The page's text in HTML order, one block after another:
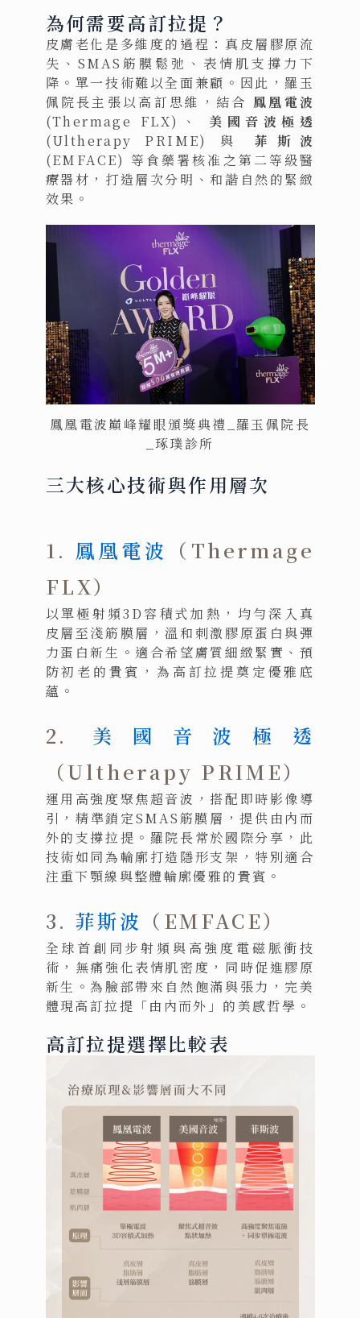
為何需要高訂拉提？
皮膚老化是多維度的過程：真皮層膠原流
失、SMAS筋膜鬆弛、表情肌支撐力下
降。單一技術難以全面兼顧。因此，羅玉
佩院長主張以高訂思維，結合 鳳凰電波
(Thermage FLX)、 美國音波極透
(Ultherapy PRIME) 與菲斯波
(EMFACE) 等食藥署核准之第二等級醫
療器材，打造層次分明、和諧自然的緊緻
效果。
鳳凰電波巔峰耀眼頒獎典禮_羅玉佩院長
_琢璞診所
三大核心技術與作用層次
1. 鳳凰電波 （Thermage
FLX）
以單極射頻3D容積式加熱，均勻深入真
皮層至淺筋膜層，溫和刺激膠原蛋白與彈
力蛋白新生。適合希望膚質細緻緊實、預
防初老的貴賓，為高訂拉提奠定優雅底
蘊。
2. 美國音波極透
（Ultherapy PRIME）
運用高強度聚焦超音波，搭配即時影像導
引，精準鎖定SMAS筋膜層，提供由內而
外的支撐拉提。羅院長常於國際分享，此
技術如同為輪廓打造隱形支架，特別適合
注重下顎線與整體輪廓優雅的貴賓。
3. 菲斯波 （EMFACE）
全球首創同步射頻與高強度電磁脈衝技
術，無痛強化表情肌密度，同時促進膠原
新生。為臉部帶來自然飽滿與張力，完美
體現高訂拉提「由內而外」的美感哲學。
高訂拉提選擇比較表